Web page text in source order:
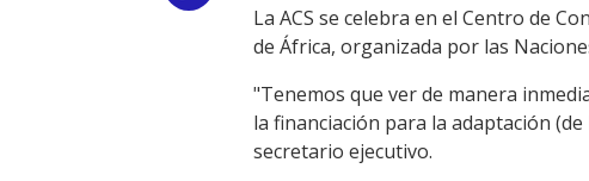
Link
La ACS se celebra en el Centro de
de África, organizada por las
"Tenemos que ver de manera
la financiación para la adaptación
secretario ejecutivo.